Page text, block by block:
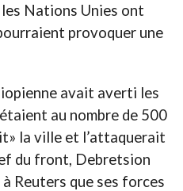
les Nations Unies ont
provoquer une
avait averti les
au nombre de 500
la ville et l’attaquerait
du front, Debretsion
Reuters que ses forces